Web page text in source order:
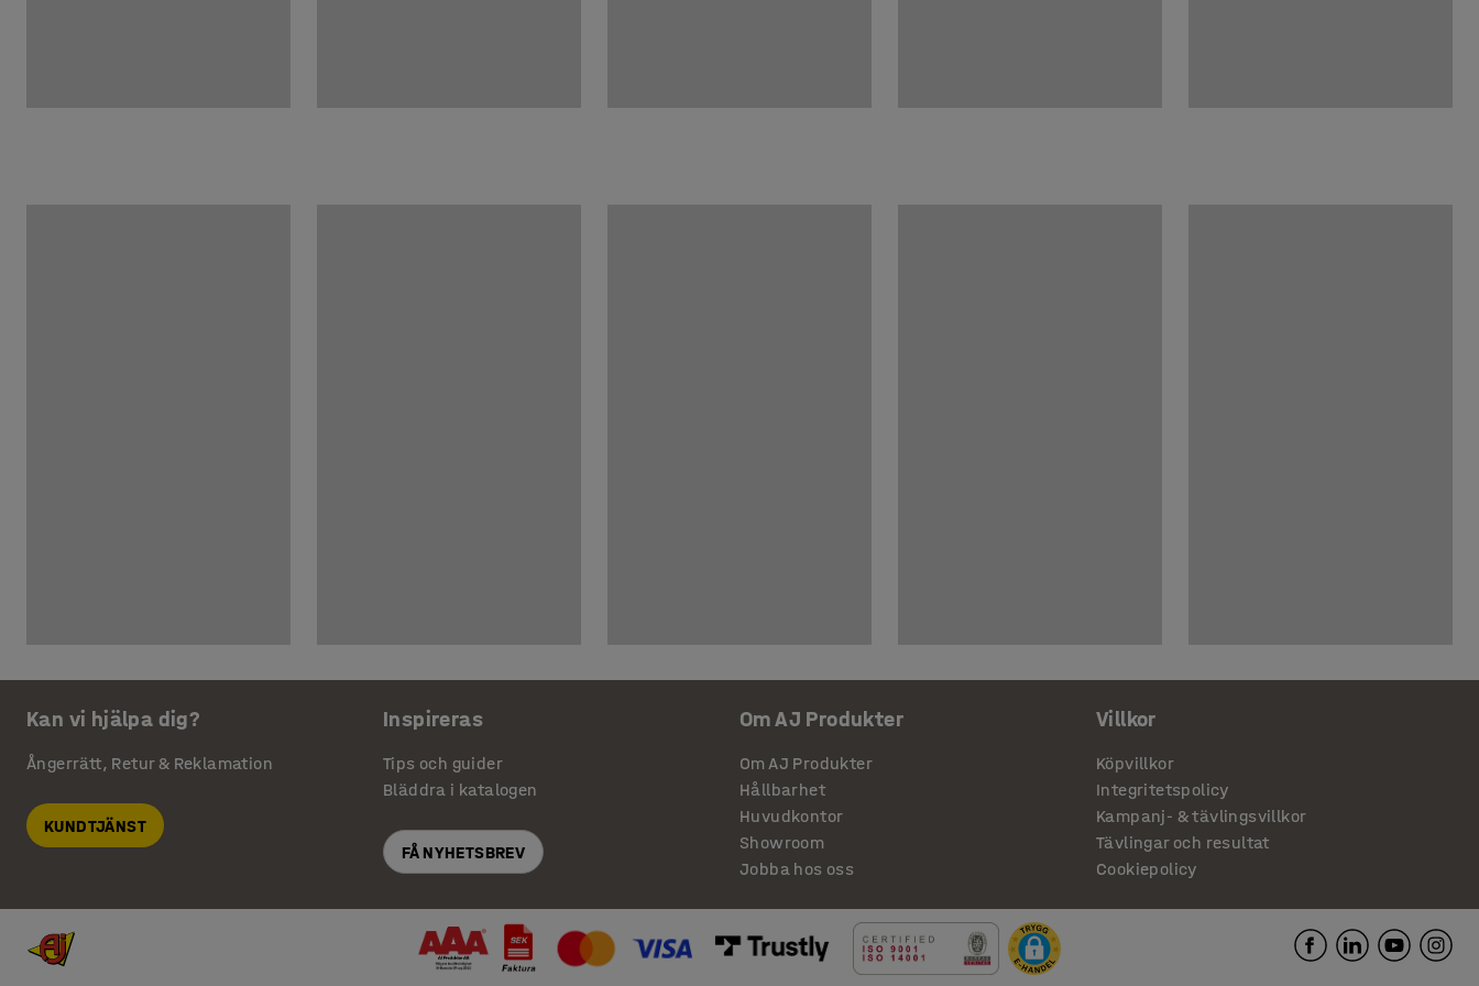
Kan vi hjälpa dig?
Ångerrätt, Retur & Reklamation
KUNDTJÄNST
Inspireras
Tips och guider
Bläddra i katalogen
FÅ NYHETSBREV
Om AJ Produkter
Om AJ Produkter
Hållbarhet
Huvudkontor
Showroom
Jobba hos oss
Villkor
Köpvillkor
Integritetspolicy
Kampanj- & tävlingsvillkor
Tävlingar och resultat
Cookiepolicy